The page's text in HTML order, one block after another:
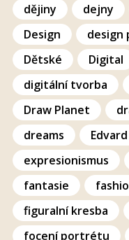
dějiny
dejny
Design
design
Dětské
Digital
digitální tvorba
Draw Planet
dreams
expresionismus
fantasie
figuralní kresba
focení portrétu